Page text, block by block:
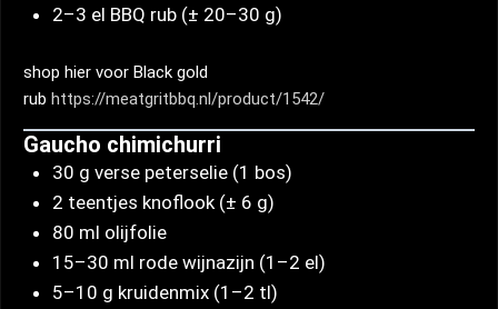
2–3 el BBQ rub (± 20–30 g)
shop hier voor Black gold
rub https://meatgritbbq.nl/product/1542/
Gaucho chimichurri
30 g verse peterselie (1 bos)
2 teentjes knoflook (± 6 g)
80 ml olijfolie
15–30 ml rode wijnazijn (1–2 el)
5–10 g kruidenmix (1–2 tl)